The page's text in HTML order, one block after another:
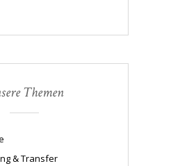
Themen
& Transfer